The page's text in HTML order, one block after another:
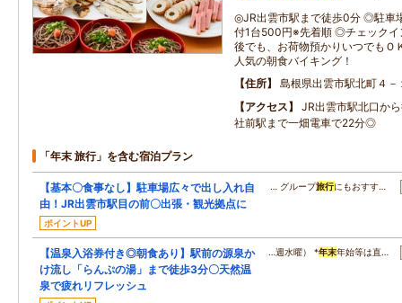
◎JR出雲市駅まで徒歩0分 ◎駐車
付1台500円※先着順 ◎チェックイ
後でも、お荷物預かりいつでも
人気の朝食バイキング！
住所
島根県出雲市駅北町４－
アクセス
JR出雲市駅北口か
社前駅まで一畑電車で22分◎
「年末 旅行」を含む宿泊プラン
【基本〇食事なし】駐車場広々で出し入れ自
由！JR出雲市駅目の前〇出張・観光拠点に
ポイントUP
… グループ旅行にもおすす…
【温泉入浴券付き◎朝食あり】駅前の源泉か
け流し「らんぷの湯」まで徒歩3分〇天然温
泉で疲れリフレッシュ
…週水曜） *年末年始等は直…